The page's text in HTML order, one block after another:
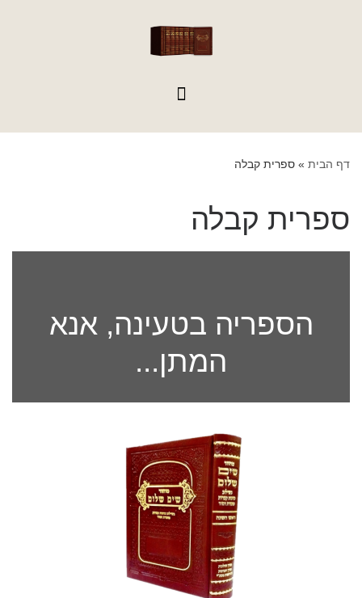
דף הבית » ספרית קבלה
ספרית קבלה
הספריה בטעינה, אנא
המתן...